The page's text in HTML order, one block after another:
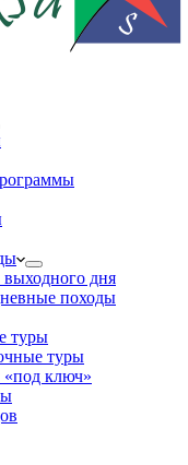
дня
походы
туры
туры
ключ»